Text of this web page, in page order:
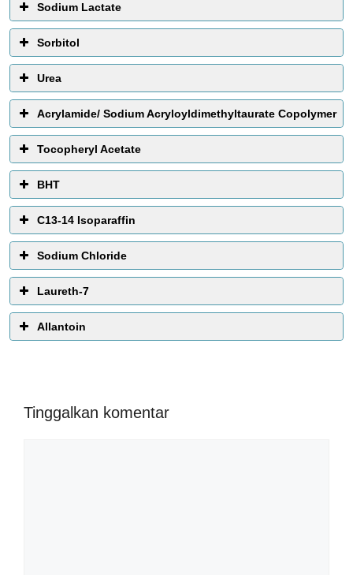
Sodium Lactate
Sorbitol
Urea
Acrylamide/ Sodium Acryloyldimethyltaurate Copolymer
Tocopheryl Acetate
BHT
C13-14 Isoparaffin
Sodium Chloride
Laureth-7
Allantoin
Tinggalkan komentar